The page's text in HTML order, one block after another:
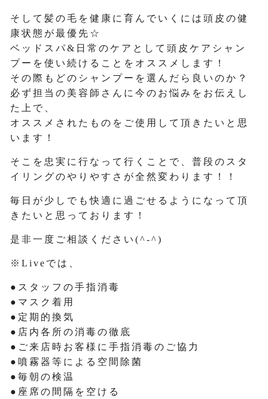
そして髪の毛を健康に育んでいくには頭皮の健
康状態が最優先☆
ベッドスパ&日常のケアとして頭皮ケアシャン
プーを使い続けることをオススメします！
その際もどのシャンプーを選んだら良いのか？
必ず担当の美容師さんに今のお悩みをお伝えし
た上で、
オススメされたものをご使用して頂きたいと思
います！
そこを忠実に行なって行くことで、普段のスタ
イリングのやりやすさが全然変わります！！
毎日が少しでも快適に過ごせるようになって頂
きたいと思っております！
是非一度ご相談ください(^-^)
※Liveでは、
●スタッフの手指消毒
●マスク着用
●定期的換気
●店内各所の消毒の徹底
●ご来店時お客様に手指消毒のご協力
●噴霧器等による空間除菌
●毎朝の検温
●座席の間隔を空ける